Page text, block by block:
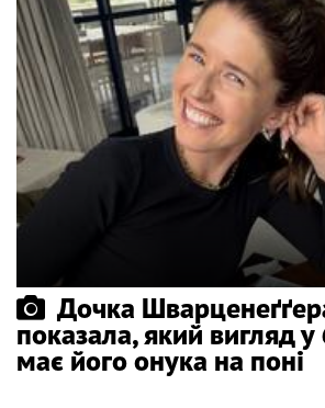
Дочка
показала, який вигляд у
має його онука на поні